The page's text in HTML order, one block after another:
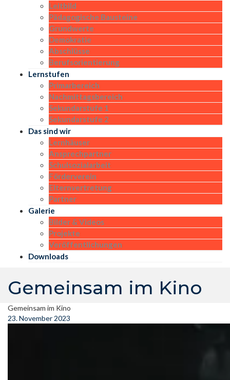
Leitbild
Pädagogische Bausteine
Grundwerte
Demokratie
Abschlüsse
Berufsorientierung
Lernstufen
Primarbereich
Nachmittagsbereich
Sekundarstufe 1
Sekundarstufe 2
Das sind wir
Lernhäuser
Ansprechpartner
Schulsozialarbeit
Förderverein
Elternvertretung
Partner
Galerie
Bilder & Videos
Projekte
Veröffentlichungen
Downloads
Gemeinsam im Kino
Gemeinsam im Kino
23. November 2023